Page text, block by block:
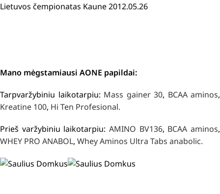
Lietuvos čempionatas Kaune 2012.05.26
Mano mėgstamiausi AONE papildai:
Tarpvaržybiniu laikotarpiu: Mass gainer 30, BCAA aminos,
Kreatine 100, Hi Ten Profesional.
Prieš varžybiniu laikotarpiu: AMINO BV136, BCAA aminos,
WHEY PRO ANABOL, Whey Aminos Ultra Tabs anabolic.